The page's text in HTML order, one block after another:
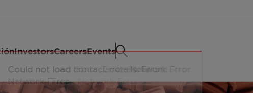
InvestorsCareersEvents